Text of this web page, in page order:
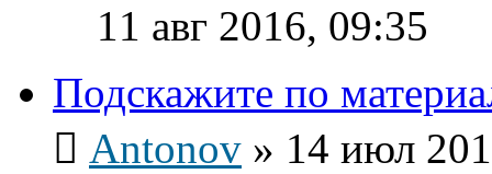
11 авг 2016, 09:35
Подскажите по
Antonov » 14 июл